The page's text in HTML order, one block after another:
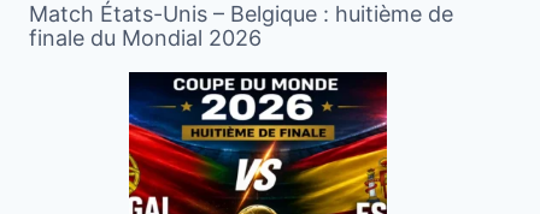
Match États-Unis – Belgique : huitième de
finale du Mondial 2026